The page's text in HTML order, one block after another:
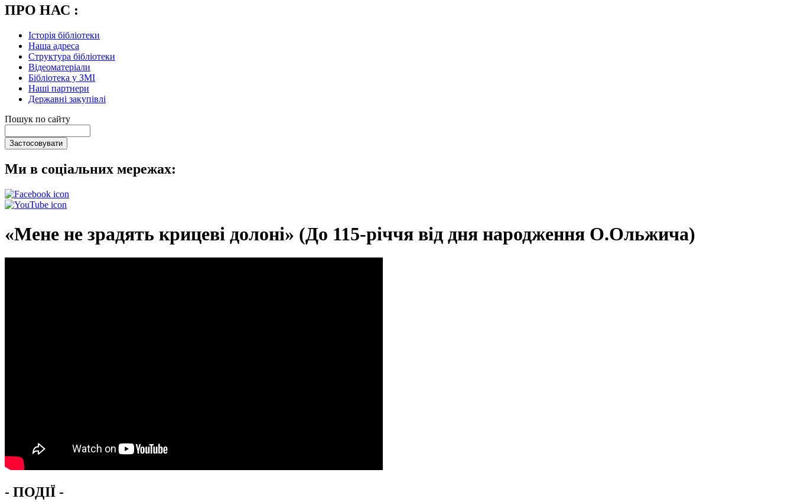
ПРО НАС :
Історія бібліотеки
Наша адреса
Структура бібліотеки
Відеоматеріали
Бібліотека у ЗМІ
Наші партнери
Державні закупівлі
Пошук по сайту
Ми в соціальних мережах:
«Мене не зрадять крицеві долоні» (До 115-річчя від дня народження О.Ольжича)
- ПОДІЇ -